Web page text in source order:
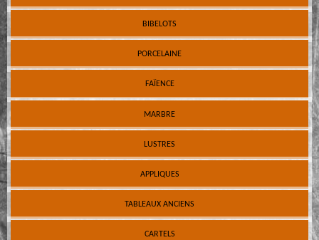
BIBELOTS
PORCELAINE
FAÏENCE
MARBRE
LUSTRES
APPLIQUES
TABLEAUX ANCIENS
CARTELS